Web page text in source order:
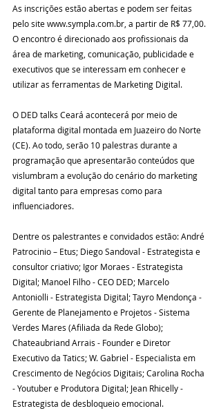
As inscrições estão abertas e podem ser feitas
pelo site www.sympla.com.br, a partir de R$ 77,00.
O encontro é direcionado aos profissionais da
área de marketing, comunicação, publicidade e
executivos que se interessam em conhecer e
utilizar as ferramentas de Marketing Digital.
O DED talks Ceará acontecerá por meio de
plataforma digital montada em Juazeiro do Norte
(CE). Ao todo, serão 10 palestras durante a
programação que apresentarão conteúdos que
vislumbram a evolução do cenário do marketing
digital tanto para empresas como para
influenciadores.
Dentre os palestrantes e convidados estão: André
Patrocinio – Etus; Diego Sandoval - Estrategista e
consultor criativo; Igor Moraes - Estrategista
Digital; Manoel Filho - CEO DED; Marcelo
Antoniolli - Estrategista Digital; Tayro Mendonça -
Gerente de Planejamento e Projetos - Sistema
Verdes Mares (Afiliada da Rede Globo);
Chateaubriand Arrais - Founder e Diretor
Executivo da Tatics; W. Gabriel - Especialista em
Crescimento de Negócios Digitais; Carolina Rocha
- Youtuber e Produtora Digital; Jean Rhicelly -
Estrategista de desbloqueio emocional.